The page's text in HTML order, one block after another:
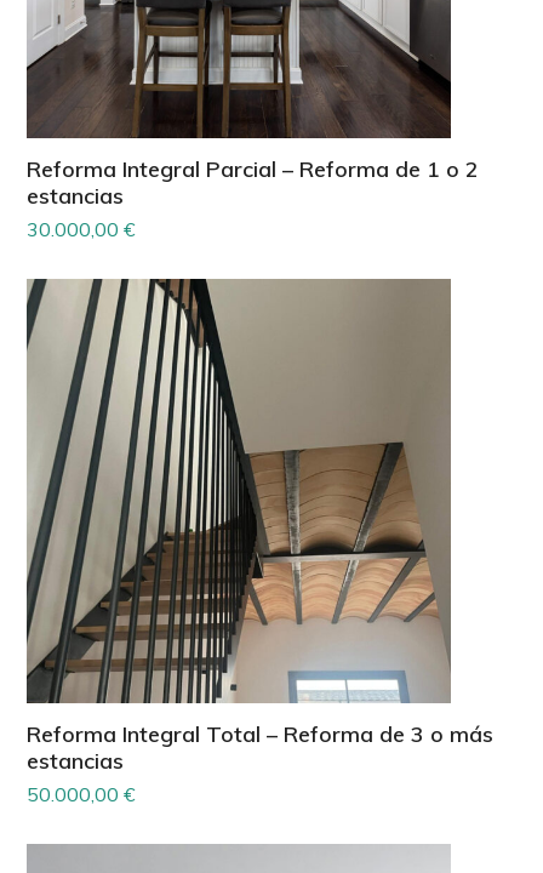
Reforma Integral Parcial – Reforma de 1 o 2
estancias
30.000,00€
Reforma Integral Total – Reforma de 3 o más
estancias
50.000,00€